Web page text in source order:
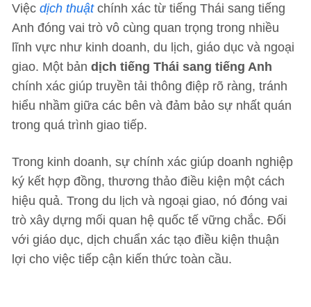
Việc dịch thuậtchính xác từ tiếng Thái sang tiếng
Anh đóng vai trò vô cùng quan trọng trong nhiều
lĩnh vực như kinh doanh, du lịch, giáo dục và ngoại
giao. Một bản dịch tiếng Thái sang tiếng Anh
chính xác giúp truyền tải thông điệp rõ ràng, tránh
hiểu nhầm giữa các bên và đảm bảo sự nhất quán
trong quá trình giao tiếp.
Trong kinh doanh, sự chính xác giúp doanh nghiệp
ký kết hợp đồng, thương thảo điều kiện một cách
hiệu quả. Trong du lịch và ngoại giao, nó đóng vai
trò xây dựng mối quan hệ quốc tế vững chắc. Đối
với giáo dục, dịch chuẩn xác tạo điều kiện thuận
lợi cho việc tiếp cận kiến thức toàn cầu.